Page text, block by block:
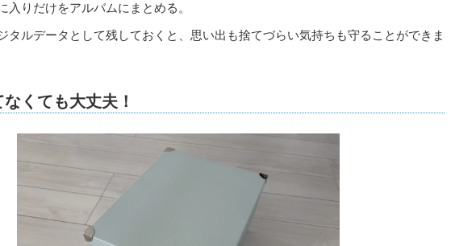
入りだけをアルバムにまとめる。
タルデータとして残しておくと、思い出も捨てづらい気持ちも守ることができま
くても大丈夫！